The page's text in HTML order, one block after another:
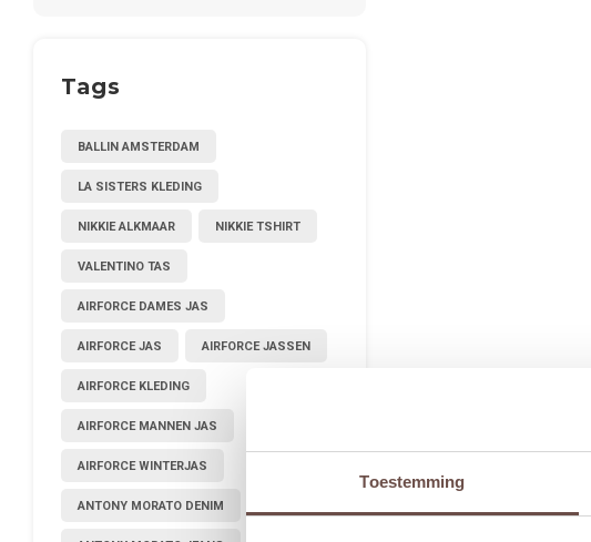
Toestemming
Tags
BALLIN AMSTERDAM
LA SISTERS KLEDING
NIKKIE ALKMAAR NIKKIE TSHIRT
VALENTINO TAS
AIRFORCE DAMES JAS
AIRFORCE JAS AIRFORCE JASSEN
AIRFORCE KLEDING
AIRFORCE MANNEN JAS
AIRFORCE WINTERJAS
ANTONY MORATO DENIM